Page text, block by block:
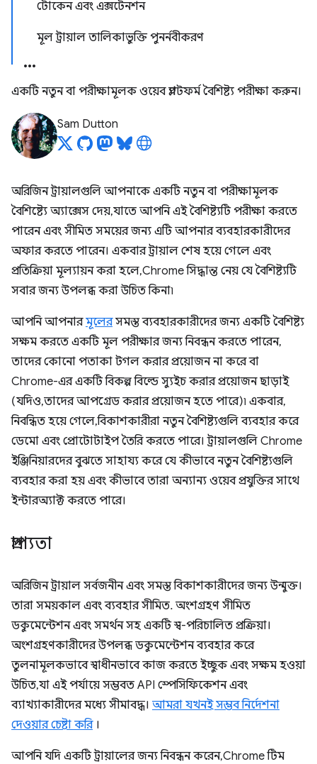
টোকেন এবং এক্সটেনশন
মূল ট্রায়াল তালিকাভুক্তি পুনর্নবীকরণ
একটি নতুন বা পরীক্ষামূলক ওয়েব প্ল্যাটফর্ম বৈশিষ্ট্য পরীক্ষা করুন।
Sam Dutton
অরিজিন ট্রায়ালগুলি আপনাকে একটি নতুন বা পরীক্ষামূলক
বৈশিষ্ট্যে অ্যাক্সেস দেয়, যাতে আপনি এই বৈশিষ্ট্যটি পরীক্ষা করতে
পারেন এবং সীমিত সময়ের জন্য এটি আপনার ব্যবহারকারীদের
অফার করতে পারেন। একবার ট্রায়াল শেষ হয়ে গেলে এবং
প্রতিক্রিয়া মূল্যায়ন করা হলে, Chrome সিদ্ধান্ত নেয় যে বৈশিষ্ট্যটি
সবার জন্য উপলব্ধ করা উচিত কিনা৷
আপনি আপনারমূলেরসমস্ত ব্যবহারকারীদের জন্য একটি বৈশিষ্ট্য
সক্ষম করতে একটি মূল পরীক্ষার জন্য নিবন্ধন করতে পারেন,
তাদের কোনো পতাকা টগল করার প্রয়োজন না করে বা
Chrome-এর একটি বিকল্প বিল্ডে স্যুইচ করার প্রয়োজন ছাড়াই
(যদিও, তাদের আপগ্রেড করার প্রয়োজন হতে পারে)৷ একবার,
নিবন্ধিত হয়ে গেলে, বিকাশকারীরা নতুন বৈশিষ্ট্যগুলি ব্যবহার করে
ডেমো এবং প্রোটোটাইপ তৈরি করতে পারে। ট্রায়ালগুলি Chrome
ইঞ্জিনিয়ারদের বুঝতে সাহায্য করে যে কীভাবে নতুন বৈশিষ্ট্যগুলি
ব্যবহার করা হয় এবং কীভাবে তারা অন্যান্য ওয়েব প্রযুক্তির সাথে
ইন্টারঅ্যাক্ট করতে পারে।
প্রাপ্যতা
অরিজিন ট্রায়াল সর্বজনীন এবং সমস্ত বিকাশকারীদের জন্য উন্মুক্ত।
তারা সময়কাল এবং ব্যবহার সীমিত. অংশগ্রহণ সীমিত
ডকুমেন্টেশন এবং সমর্থন সহ একটি স্ব-পরিচালিত প্রক্রিয়া।
অংশগ্রহণকারীদের উপলব্ধ ডকুমেন্টেশন ব্যবহার করে
তুলনামূলকভাবে স্বাধীনভাবে কাজ করতে ইচ্ছুক এবং সক্ষম হওয়া
উচিত, যা এই পর্যায়ে সম্ভবত API স্পেসিফিকেশন এবং
ব্যাখ্যাকারীদের মধ্যে সীমাবদ্ধ। আমরা যখনই সম্ভব নির্দেশনা
দেওয়ার চেষ্টা করি।
আপনি যদি একটি ট্রায়ালের জন্য নিবন্ধন করেন, Chrome টিম